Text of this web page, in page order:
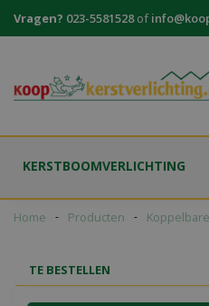
naar
Home Producten
Vragen? 023-5581528of
KERSTBOOMVERLICHTING
TE BESTELLEN